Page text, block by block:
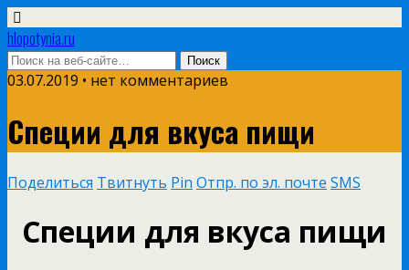
hlopotynia.ru
03.07.2019 • нет комментариев
Специи для вкуса пищи
Поделиться Твитнуть Pin Отпр. по эл. почте SMS
Специи для вкуса пищи